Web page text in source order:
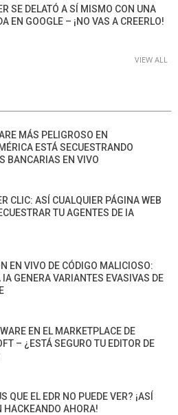
SE DELATÓ A SÍ MISMO CON UNA
EN GOOGLE – ¡NO VAS A CREERLO!
VIEW ALL
MÁS PELIGROSO EN
ESTÁ SECUESTRANDO
BANCARIAS EN VIVO
CLIC: ASÍ CUALQUIER PÁGINA WEB
TU AGENTES DE IA
EN VIVO DE CÓDIGO MALICIOSO:
IA GENERA VARIANTES EVASIVAS DE
EN EL MARKETPLACE DE
– ¿ESTÁ SEGURO TU EDITOR DE
QUE EL EDR NO PUEDE VER? ¡ASÍ
HACKEANDO AHORA!